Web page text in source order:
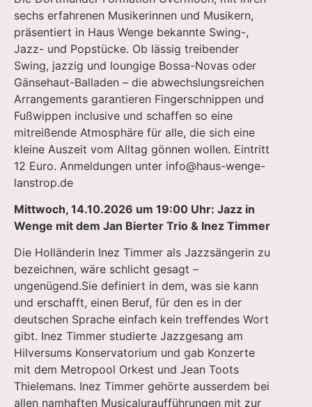
sechs erfahrenen Musikerinnen und Musikern,
präsentiert in Haus Wenge bekannte Swing-,
Jazz- und Popstücke. Ob lässig treibender
Swing, jazzig und loungige Bossa-Novas oder
Gänsehaut-Balladen – die abwechslungsreichen
Arrangements garantieren Fingerschnippen und
Fußwippen inclusive und schaffen so eine
mitreißende Atmosphäre für alle, die sich eine
kleine Auszeit vom Alltag gönnen wollen. Eintritt
12 Euro. Anmeldungen unter info@haus-wenge-
lanstrop.de
Mittwoch, 14.10.2026 um 19:00 Uhr: Jazz in
Wenge mit dem Jan Bierter Trio & Inez Timmer
Die Holländerin Inez Timmer als Jazzsängerin zu
bezeichnen, wäre schlicht gesagt –
ungenügend.Sie definiert in dem, was sie kann
und erschafft, einen Beruf, für den es in der
deutschen Sprache einfach kein treffendes Wort
gibt. Inez Timmer studierte Jazzgesang am
Hilversums Konservatorium und gab Konzerte
mit dem Metropool Orkest und Jean Toots
Thielemans. Inez Timmer gehörte ausserdem bei
allen namhaften Musicaluraufführungen mit zur